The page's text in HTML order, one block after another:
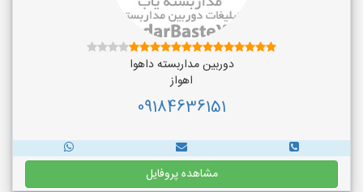
دوربین مداربسته داهوا
اهواز
09184636151
مشاهده پروفایل